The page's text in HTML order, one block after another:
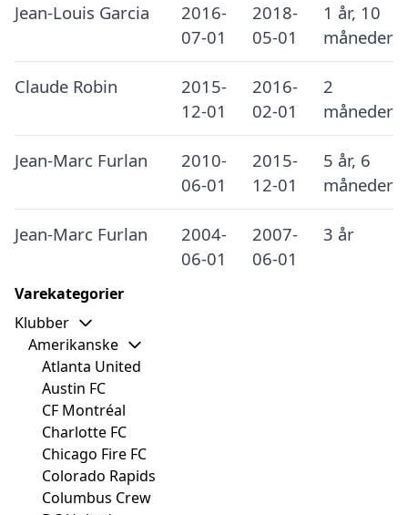
Jean-Louis Garcia
2016-
07-01
2018-
05-01
1 år, 10
måneder
Claude Robin
2015-
12-01
2016-
02-01
2
måneder
Jean-Marc Furlan
2010-
06-01
2015-
12-01
5 år, 6
måneder
Jean-Marc Furlan
2004-
06-01
2007-
06-01
3 år
Varekategorier
Klubber
Amerikanske
Atlanta United
Austin FC
CF Montréal
Charlotte FC
Chicago Fire FC
Colorado Rapids
Columbus Crew